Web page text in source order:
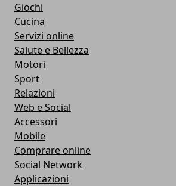
Giochi
Cucina
Servizi online
Salute e Bellezza
Motori
Sport
Relazioni
Web e Social
Accessori
Mobile
Comprare online
Social Network
Applicazioni